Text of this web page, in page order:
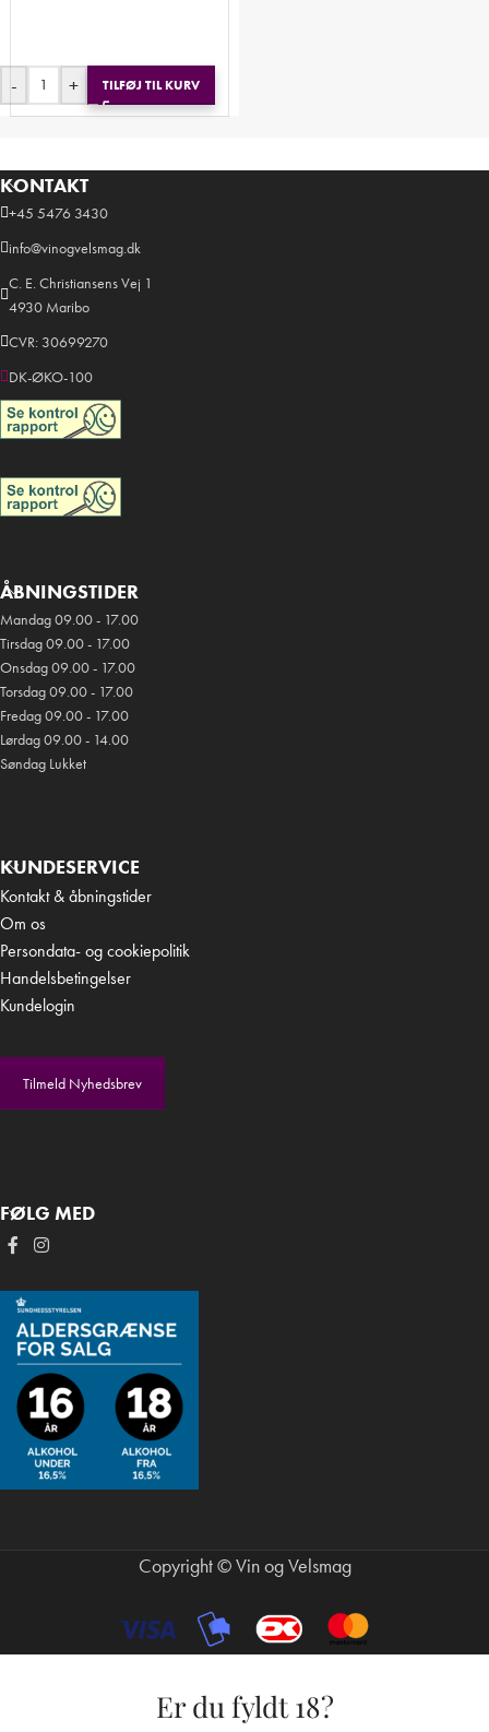
- + TILFØJ TIL KURV
KONTAKT
+45 5476 3430
info@vinogvelsmag.dk
C. E. Christiansens Vej 1
4930 Maribo
CVR: 30699270
DK-ØKO-100
ÅBNINGSTIDER
Mandag 09.00 - 17.00
Tirsdag 09.00 - 17.00
Onsdag 09.00 - 17.00
Torsdag 09.00 - 17.00
Fredag 09.00 - 17.00
Lørdag 09.00 - 14.00
Søndag Lukket
KUNDESERVICE
Kontakt & åbningstider
Om os
Persondata- og cookiepolitik
Handelsbetingelser
Kundelogin
Tilmeld Nyhedsbrev
FØLG MED
Copyright © Vin og Velsmag
Er du fyldt 18?